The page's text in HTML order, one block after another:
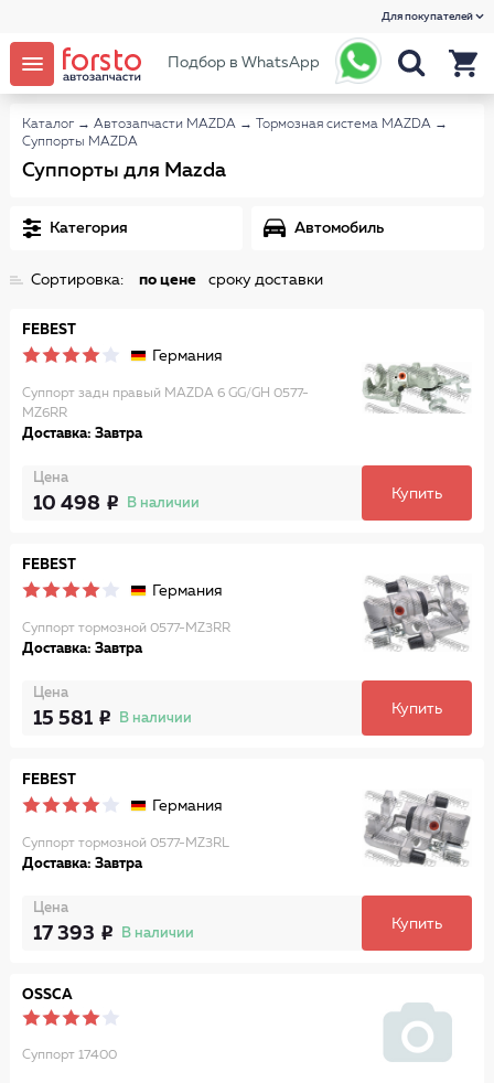
Для покупателей
Подбор в WhatsApp
Каталог → Автозапчасти MAZDA → Тормозная система MAZDA →
Суппорты MAZDA
Суппорты для Mazda
Категория Автомобиль
Сортировка: по цене сроку доставки
FEBEST
Германия
Суппорт задн правый MAZDA 6 GG/GH 0577-
MZ6RR
Доставка: Завтра
Цена
10 498 В наличии
Купить
FEBEST
Германия
Суппорт тормозной 0577-MZ3RR
Доставка: Завтра
Цена
15 581 В наличии
Купить
FEBEST
Германия
Суппорт тормозной 0577-MZ3RL
Доставка: Завтра
Цена
17 393 В наличии
Купить
OSSCA
Суппорт 17400